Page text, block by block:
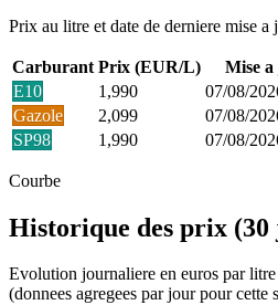
Prix au litre et date de derniere mise a
Carburant Prix (EUR/L)
Mise
E10
1,990
07/08/
Gazole
2,099
07/08/
SP98
1,990 07/08/
Courbe
Historique des prix (30
Evolution journaliere en euros par
(donnees agregees par jour pour cette